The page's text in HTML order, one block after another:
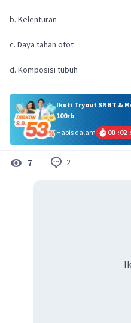
b. Kelenturan
c. Daya tahan otot
d. Komposisi tubuh
Ikuti Tryout SNBT &
100rb
Habis dalam
00 :02 :
7 2